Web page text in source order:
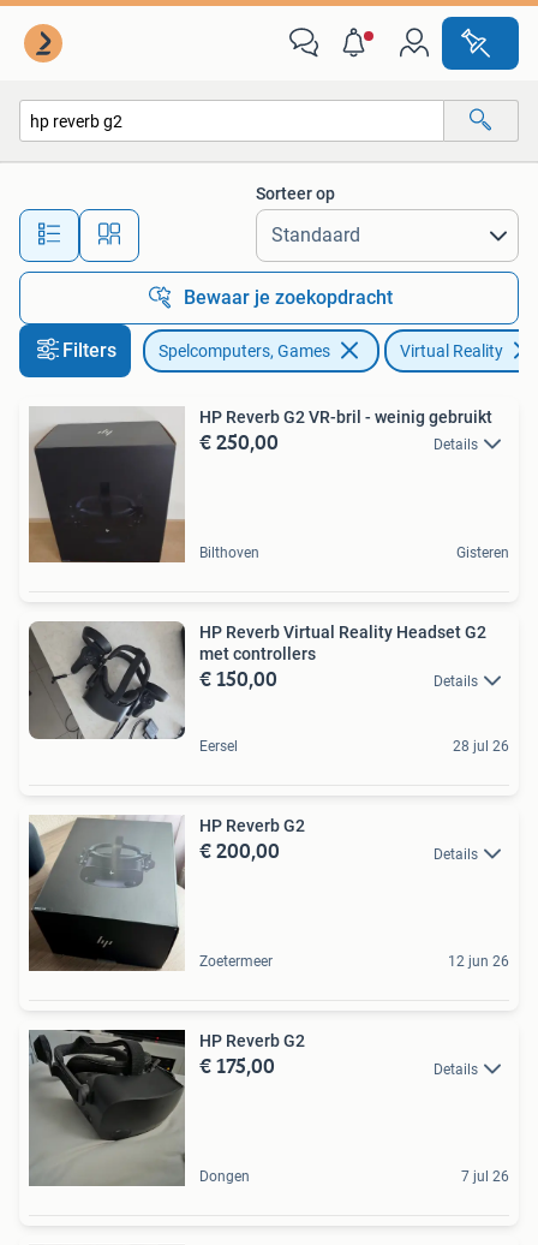
Alle afstanden…
Sorteer op
Bewaar je zoekopdracht
Filters Spelcomputers, Games Virtual Reality
HP Reverb G2 VR-bril - weinig gebruikt
€ 250,00 Details
Bilthoven Gisteren
HP Reverb Virtual Reality Headset G2
met controllers
€ 150,00 Details
Eersel 28 jul 26
HP Reverb G2
€ 200,00 Details
Zoetermeer 12 jun 26
HP Reverb G2
€ 175,00 Details
Dongen 7 jul 26